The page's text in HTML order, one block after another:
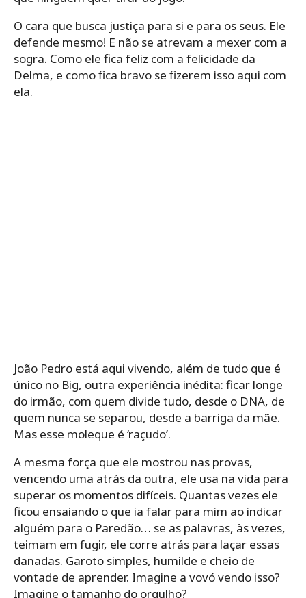
O cara que busca justiça para si e para os seus. Ele
defende mesmo! E não se atrevam a mexer com a
sogra. Como ele fica feliz com a felicidade da
Delma, e como fica bravo se fizerem isso aqui com
ela.
João Pedro está aqui vivendo, além de tudo que é
único no Big, outra experiência inédita: ficar longe
do irmão, com quem divide tudo, desde o DNA, de
quem nunca se separou, desde a barriga da mãe.
Mas esse moleque é ‘raçudo’.
A mesma força que ele mostrou nas provas,
vencendo uma atrás da outra, ele usa na vida para
superar os momentos difíceis. Quantas vezes ele
ficou ensaiando o que ia falar para mim ao indicar
alguém para o Paredão… se as palavras, às vezes,
teimam em fugir, ele corre atrás para laçar essas
danadas. Garoto simples, humilde e cheio de
vontade de aprender. Imagine a vovó vendo isso?
Imagine o tamanho do orgulho?